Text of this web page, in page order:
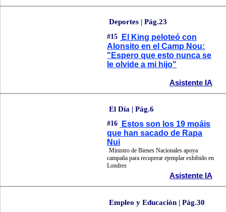
Deportes | Pág.23
#15
El King peloteó con
Alonsito en el Camp Nou:
"Espero que esto nunca se
le olvide a mi hijo"
Asistente IA
El Día | Pág.6
#16
Estos son los 19 moáis
que han sacado de Rapa
Nui
Ministro de Bienes Nacionales apoya
campaña para recuperar ejemplar exhibido en
Londres
Asistente IA
Empleo y Educación | Pág.30